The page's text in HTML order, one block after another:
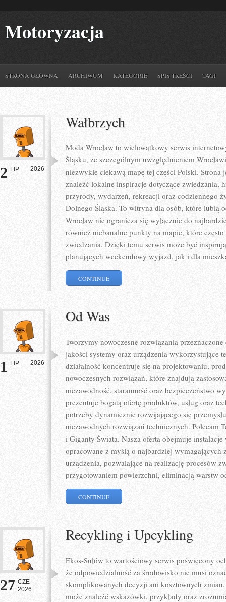
Motoryzacja
STRONA GŁÓWNA ARCHIWUM KATEGORIE SPIS TREŚCI TAGI
2 LIP 2026
Wałbrzych
Moda Wrocław to wielowątkowy serwis
Śląsku, ze szczególnym uwzględnieniem
niezwykle ciekawą mapę tej części Polski. Strona
znaleźć lokalne inspiracje dotyczące zwiedzania,
przyrody, wydarzeń, rekreacji oraz codziennego
Dolnego Śląska. To witryna dla osób, które lubią
Wrocław nie ogranicza się wyłącznie do
również niebanalne punkty na mapie, które
zwiedzania. Dzięki temu serwis może być
planujących weekendowy wyjazd, jak i dla
CONTINUE
1 LIP 2026
Od Was
Tworzymy nowoczesne rozwiązania
jakości systemy oraz urządzenia wykorzystujące
działalność koncentruje się na projektowaniu,
nowoczesnych rozwiązań, które znajdują
niezawodność, staranność oraz bezpieczeństwo
prezentuje bogatą ofertę produktów, usług oraz
potrzeby dynamicznie rozwijającego się
niezawodnych rozwiązań technicznych. Polecam
i Giganty Świata. Nasza oferta obejmuje
opracowane z myślą o najbardziej wymagających
urządzenia, pozwalające na realizację procesów
przygotowaniem powierzchni, eliminacją warstw
CONTINUE
27 CZE
2026
Recykling i Upcykling
Ekos-Sułów to wartościowy serwis poświęcony
że odpowiedzialność za środowisko nie musi
skomplikowanych decyzji ani kosztownych
może znaleźć wskazówki, przykłady oraz